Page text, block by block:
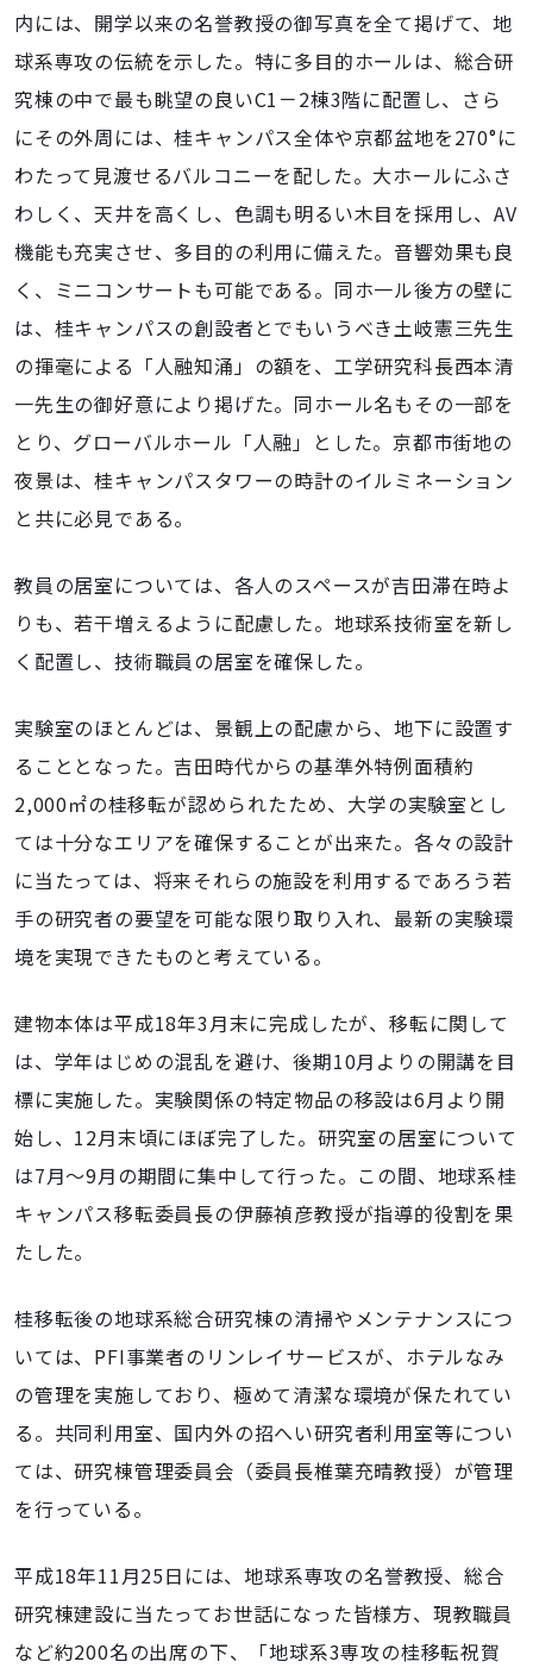
内には、開学以来の名誉教授の御写真を全て掲げて、地
球系専攻の伝統を示した。特に多目的ホールは、総合研
究棟の中で最も眺望の良いC1－2棟3階に配置し、さら
にその外周には、桂キャンパス全体や京都盆地を270°に
わたって見渡せるバルコニーを配した。大ホールにふさ
わしく、天井を高くし、色調も明るい木目を採用し、AV
機能も充実させ、多目的の利用に備えた。音響効果も良
く、ミニコンサートも可能である。同ホ一ル後方の壁に
は、桂キャンパスの創設者とでもいうべき土岐憲三先生
の揮毫による「人融知涌」の額を、工学研究科長西本清
一先生の御好意により掲げた。同ホール名もその一部を
とり、グローバルホール「人融」とした。京都市街地の
夜景は、桂キャンパスタワーの時計のイルミネーション
と共に必見である。
教員の居室については、各人のスペースが吉田滞在時よ
りも、若干増えるように配慮した。地球系技術室を新し
く配置し、技術職員の居室を確保した。
実験室のほとんどは、景観上の配慮から、地下に設置す
ることとなった。吉田時代からの基準外特例面積約
2,000㎡の桂移転が認められたため、大学の実験室とし
ては十分なエリアを確保することが出来た。各々の設計
に当たっては、将来それらの施設を利用するであろう若
手の研究者の要望を可能な限り取り入れ、最新の実験環
境を実現できたものと考えている。
建物本体は平成18年3月末に完成したが、移転に関して
は、学年はじめの混乱を避け、後期10月よりの開講を目
標に実施した。実験関係の特定物品の移設は6月より開
始し、12月末頃にほぼ完了した。研究室の居室について
は7月～9月の期間に集中して行った。この間、地球系桂
キャンパス移転委員長の伊藤禎彦教授が指導的役割を果
たした。
桂移転後の地球系総合研究棟の清掃やメンテナンスにつ
いては、PFI事業者のリンレイサービスが、ホテルなみ
の管理を実施しており、極めて清潔な環境が保たれてい
る。共同利用室、国内外の招へい研究者利用室等につい
ては、研究棟管理委員会（委員長椎葉充晴教授）が管理
を行っている。
平成18年11月25日には、地球系専攻の名誉教授、総合
研究棟建設に当たってお世話になった皆様方、現教職員
など約200名の出席の下、「地球系3専攻の桂移転祝賀